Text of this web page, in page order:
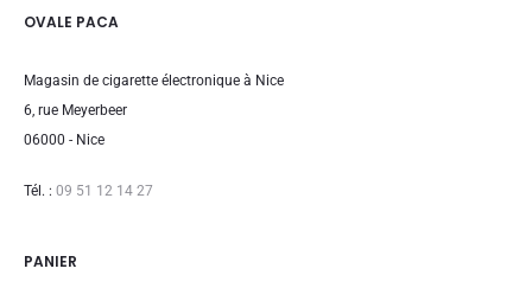
OVALE PACA
Magasin de cigarette électronique à Nice
6, rue Meyerbeer
06000 - Nice
Tél. : 09 51 12 14 27
PANIER